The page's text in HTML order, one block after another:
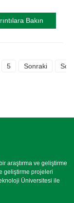
Bakın
5 Sonraki Son
araştırma ve geliştirme
geliştirme projeleri
Üniversitesi ile